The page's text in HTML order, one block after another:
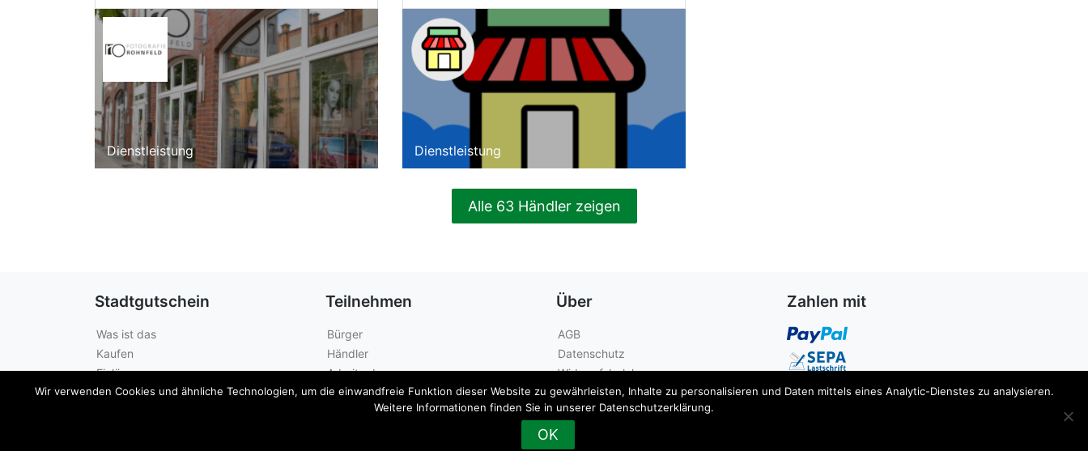
Dienstleistung Dienstleistung
Alle 63 Händler zeigen
Stadtgutschein
Was ist das
Kaufen
Einlösen
Guthabenabfrage
Teilnehmen
Bürger
Händler
Arbeitgeber
Städte
Über
AGB
Datenschutz
Widerrufsbelehrung
Kontakt
Zahlen mit
Wir verwenden Cookies und ähnliche Technologien, um die einwandfreie Funktion dieser Website zu gewährleisten, Inhalte zu personalisieren und Daten mittels eines Analytic-Dienstes zu analysieren.
Weitere Informationen finden Sie in unserer Datenschutzerklärung.
OK